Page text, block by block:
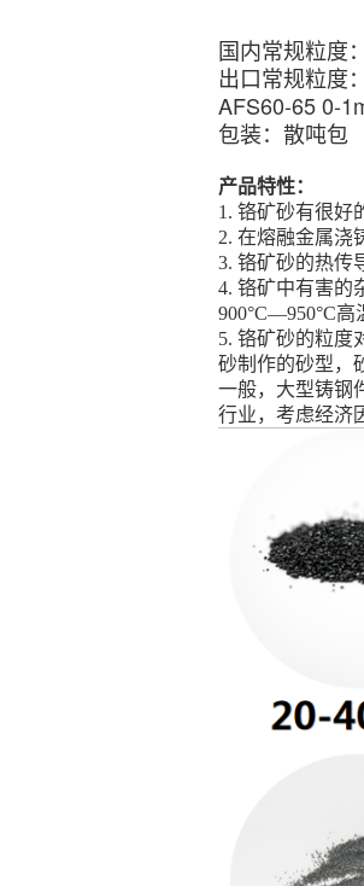
国内常规粒度：
出口常规粒度：
AFS60-65 0-
包装：散吨包
产品特性：
1. 铬矿砂有很好
2. 在熔融金属浇
3. 铬矿砂的热传
4. 铬矿中有害的
900°C—950°C高
5. 铬矿砂的粒度
砂制作的砂型，
一般，大型铸钢
行业，考虑经济